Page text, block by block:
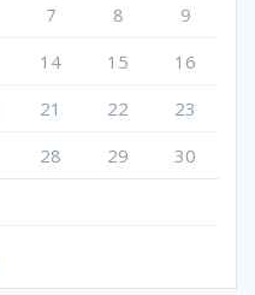
7 8
9
14 15
16
21 22
23
28 29
30